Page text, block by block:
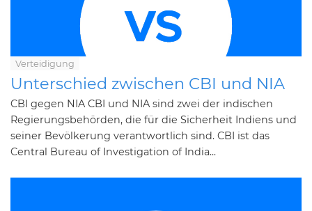
Verteidigung
Unterschied zwischen CBI und NIA
CBI gegen NIA CBI und NIA sind zwei der indischen
Regierungsbehörden, die für die Sicherheit Indiens und
seiner Bevölkerung verantwortlich sind. CBI ist das
Central Bureau of Investigation of India...